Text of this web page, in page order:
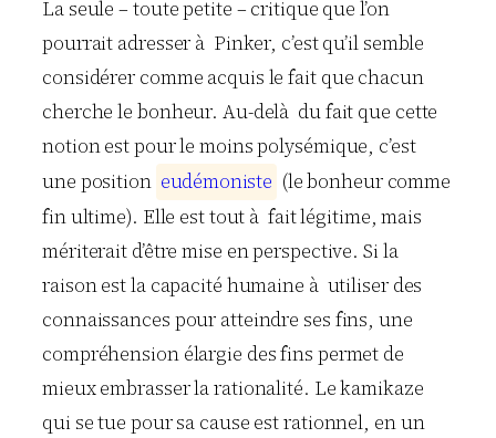
La seule – toute petite – critique que l’on
pourrait adresser à Pinker, c’est qu’il semble
considérer comme acquis le fait que chacun
cherche le bonheur. Au-delà du fait que cette
notion est pour le moins polysémique, c’est
une position eudémoniste (le bonheur comme
fin ultime). Elle est tout à fait légitime, mais
mériterait d’être mise en perspective. Si la
raison est la capacité humaine à utiliser des
connaissances pour atteindre ses fins, une
compréhension élargie des fins permet de
mieux embrasser la rationalité. Le kamikaze
qui se tue pour sa cause est rationnel, en un